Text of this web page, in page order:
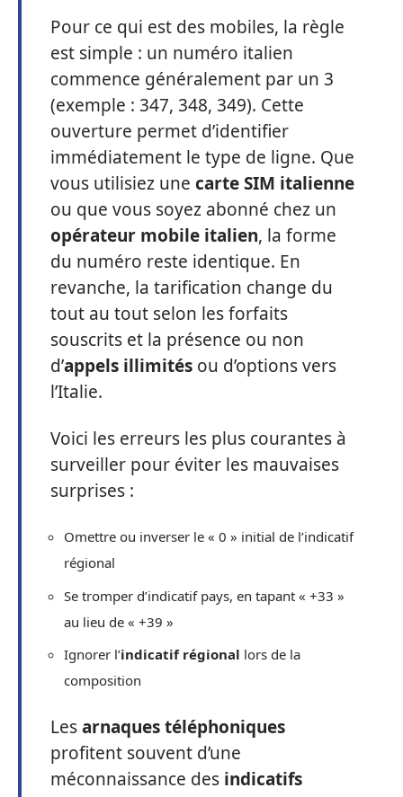
Pour ce qui est des mobiles, la règle
est simple : un numéro italien
commence généralement par un 3
(exemple : 347, 348, 349). Cette
ouverture permet d’identifier
immédiatement le type de ligne. Que
vous utilisiez une carte SIM italienne
ou que vous soyez abonné chez un
opérateur mobile italien, la forme
du numéro reste identique. En
revanche, la tarification change du
tout au tout selon les forfaits
souscrits et la présence ou non
d’appels illimités ou d’options vers
l’Italie.
Voici les erreurs les plus courantes à
surveiller pour éviter les mauvaises
surprises :
Omettre ou inverser le « 0 » initial de l’indicatif
régional
Se tromper d’indicatif pays, en tapant « +33 »
au lieu de « +39 »
Ignorer l’indicatif régional lors de la
composition
Lesarnaques téléphoniques
profitent souvent d’une
méconnaissance des indicatifs